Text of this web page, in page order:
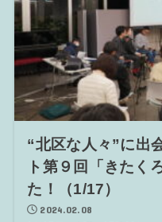
“北区な人々”に出
ト第９回「きたく
た！（1/17）
2024.02.08